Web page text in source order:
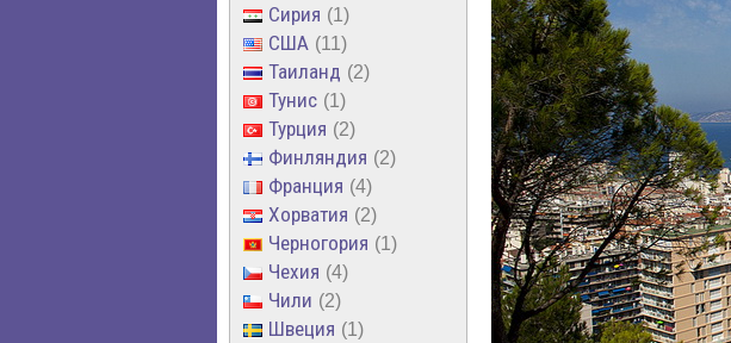
Сирия 1
США 11
Таиланд 2
Тунис 1
Турция 2
Финляндия 2
Франция 4
Хорватия 2
Черногория 1
Чехия 4
Чили 2
Швеция 1